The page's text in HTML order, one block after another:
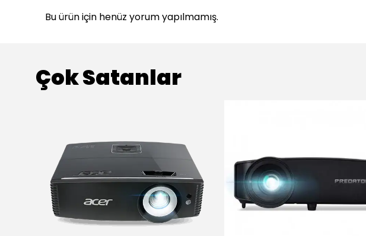
Bu ürün için henüz yorum yapılmamış.
Çok Satanlar